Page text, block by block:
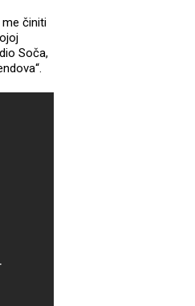
me činiti
Soča,